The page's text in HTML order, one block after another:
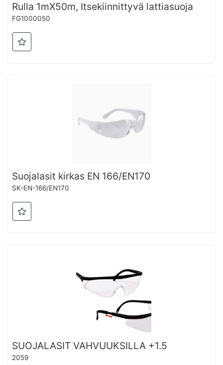
Rulla 1mX50m, Itsekiinnittyvä lattiasuoja
FG1000050
Suojalasit kirkas EN 166/EN170
SK-EN-166/EN170
SUOJALASIT VAHVUUKSILLA +1.5
2059